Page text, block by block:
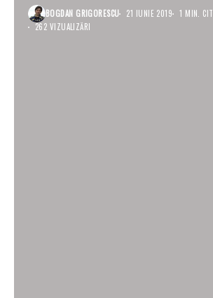
BOGDAN GRIGORESCU 21 IUNIE 2019
1 MIN.
262 VIZUALIZĂRI